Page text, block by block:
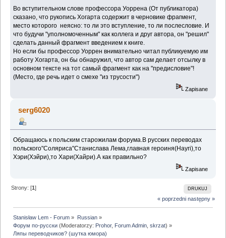
Во вступительном слове профессора Уоррена (От публикатора)
сказано, что рукопись Хогарта содержит в черновике фрагмент,
место которого неясно: то ли это вступление, то ли послесловие. И
что будучи "уполномоченным" как коллега и друг автора, он "решил"
сделать данный фрагмент введением к книге.
Но если бы профессор Уоррен внимательно читал публикуемую им
работу Хогарта, он бы обнаружил, что автор сам делает отсылку в
основном тексте на тот самый фрагмент как на "предисловие"!
(Место, где речь идет о смехе "из трусости")
Zapisane
serg6020
Обращаюсь к польским старожилам форума.В русских переводах
польского"Соляриса"Станислава Лема,главная героиня(Hayri),то
Хэри(Хэйри),то Хари(Хайри).А как правильно?
Zapisane
DRUKUJ
Strony: [1]
« poprzedni następny »
Stanisław Lem - Forum » Russian»
Форум по-русски (Moderatorzy: Prohor, Forum Admin ,skrzat) »
Ляпы переводчиков? (шутка юмора)